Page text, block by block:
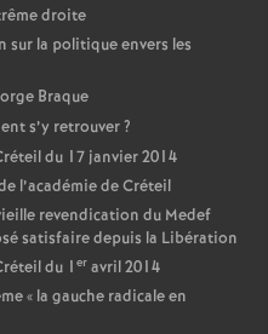
droite
sur la politique envers les
Braque
s’y retrouver?
du 17 janvier 2014
l’académie de Créteil
revendication du Medef
satisfaire depuis la Libération
du 1 er avril 2014
« la gauche radicale en